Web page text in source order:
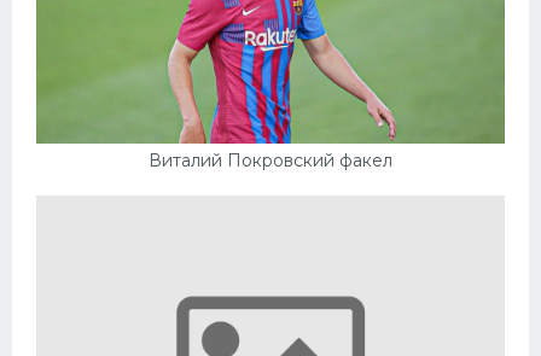
Виталий Покровский факел